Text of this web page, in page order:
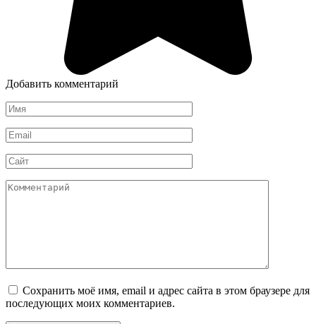
Добавить комментарий
Имя
*
Email
*
Сайт
Комментарий
Сохранить моё имя, email и адрес сайта в этом браузере для
последующих моих комментариев.